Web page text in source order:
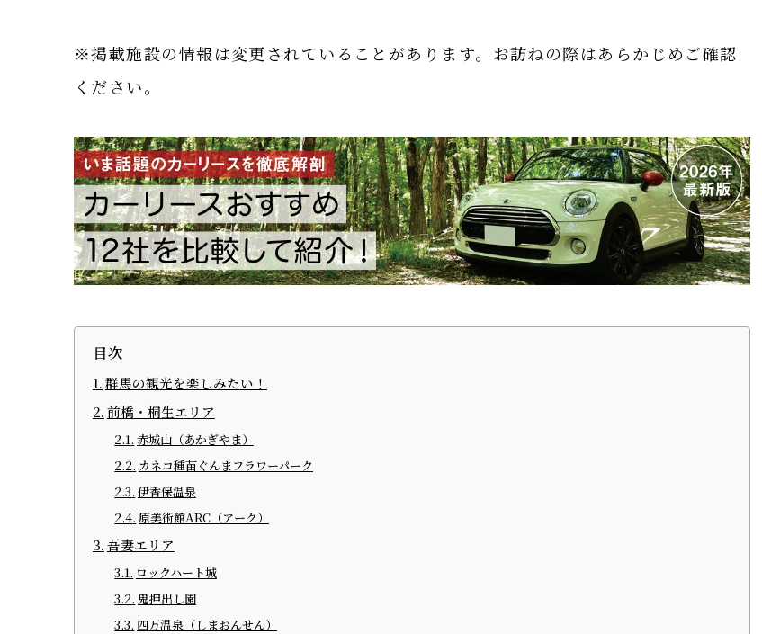
※掲載施設の情報は変更されていることがあります。お訪ねの際はあらかじめご確認
ください。
目次
群馬の観光を楽しみたい！
前橋・桐生エリア
赤城山（あかぎやま）
カネコ種苗ぐんまフラワーパーク
伊香保温泉
原美術館ARC（アーク）
吾妻エリア
ロックハート城
鬼押出し園
四万温泉（しまおんせん）